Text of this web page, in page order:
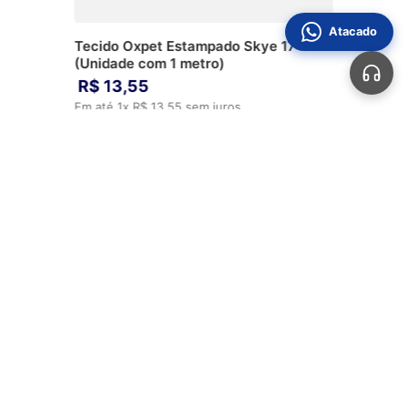
Tecido Oxpet Estampado Skye 17
(Unidade com 1 metro)
R$ 13,55
Em até 1x R$ 13, 55 sem juros
Atacado